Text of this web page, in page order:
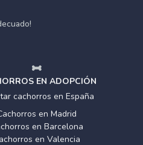
EN ADOPCIÓN
cachorros en España
en Madrid
en Barcelona
en Valencia